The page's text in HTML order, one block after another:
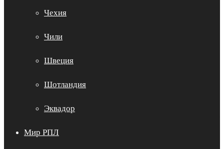
Чехия
Чили
Швеция
Шотландия
Эквадор
Мир РПЛ